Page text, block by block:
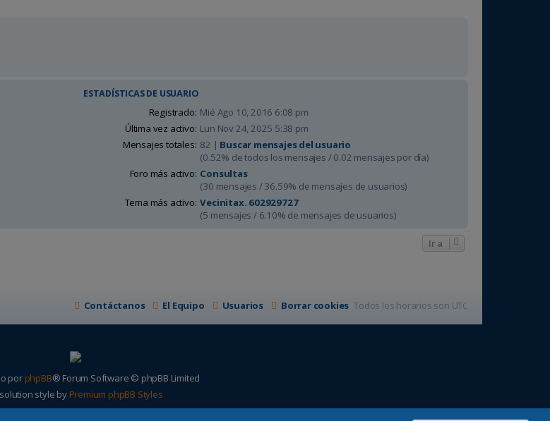
ESTADÍSTICAS DE USUARIO
Registrado: Mié Ago 10, 2016 6:08 pm
Última vez activo: Lun Nov 24, 2025 5:38 pm
Mensajes totales: 82 | Buscar mensajes del usuario
(0.52% de todos los mensajes / 0.02 mensajes por día)
Foro más activo: Consultas
(30 mensajes / 36.59% de mensajes de usuarios)
Tema más activo: Vecinitax. 602929727
(5 mensajes / 6.10% de mensajes de usuarios)
Ir a
Todos los horarios son UTC
Borrar cookies
Usuarios
El Equipo
Contáctanos
por phpBB® Forum Software © phpBB Limited
style by Premium phpBB Styles